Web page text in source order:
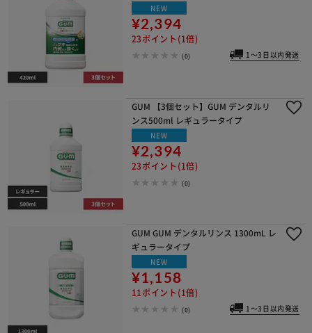
NEW
¥2,394
23ポイント(1倍)
(0) 1～3日以内発送
GUM 【3個セット】GUM デンタルリ
ンス500ml レギュラータイプ
NEW
¥2,394
23ポイント(1倍)
(0)
GUM GUM デンタルリンス 1300mL レ
ギュラータイプ
NEW
¥1,158
11ポイント(1倍)
(0) 1～3日以内発送